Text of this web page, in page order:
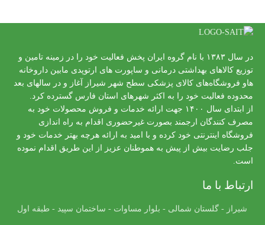
در سال ۱۳۸۳ با نام گروه ایران پخش فعالیت خود را در زمینه تامین و
توزیع کالاهای بهداشتی درمانی و ساپورت های ارتوپدی مابین داروخانه
هاو فروشگاه‌های کالای پزشکی سطح شهر شیراز آغاز و در سالهای بعد
محدوده فعالیت خود را به اکثر شهرهای استان فارس گسترده کرد.
از ابتدای سال ۱۴۰۰ جهت ارائه خدمات و فروش محصولات خود به
مصرف کنندگان ارجمند بصورت غیرحضوری اقدام به راه اندازی
فروشگاه اینترنتی خود کرده و با امید به ارائه هرچه بهتر خدمات خود و
جلب رضایت بیش از پیش به هموطنان عزیز از این طریق اقدام نموده
است.
ارتباط با ما
شیراز - گلستان شمالی - بلوار مساوات - ساختمان سپید - طبقه اول